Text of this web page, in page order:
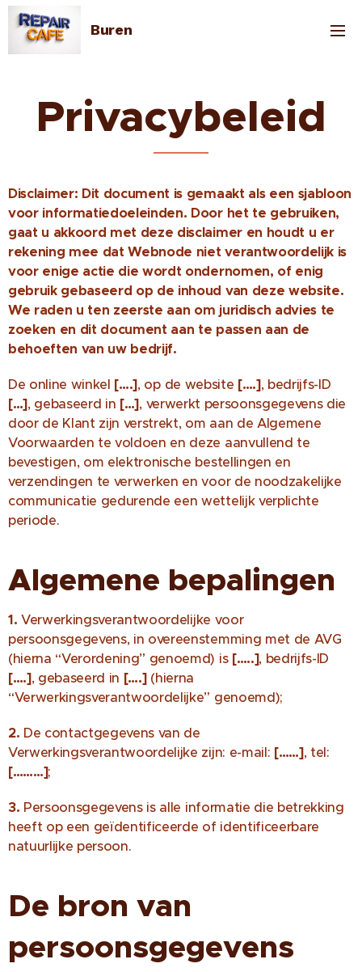
Buren
Privacybeleid
Disclaimer: Dit document is gemaakt als een sjabloon
voor informatiedoeleinden. Door het te gebruiken,
gaat u akkoord met deze disclaimer en houdt u er
rekening mee dat Webnode niet verantwoordelijk is
voor enige actie die wordt ondernomen, of enig
gebruik gebaseerd op de inhoud van deze website.
We raden u ten zeerste aan om juridisch advies te
zoeken en dit document aan te passen aan de
behoeften van uw bedrijf.
De online winkel [….], op de website [….], bedrijfs-ID
[…], gebaseerd in […], verwerkt persoonsgegevens die
door de Klant zijn verstrekt, om aan de Algemene
Voorwaarden te voldoen en deze aanvullend te
bevestigen, om elektronische bestellingen en
verzendingen te verwerken en voor de noodzakelijke
communicatie gedurende een wettelijk verplichte
periode.
Algemene bepalingen
1.Verwerkingsverantwoordelijke voor
persoonsgegevens, in overeenstemming met de AVG
(hierna “Verordening” genoemd) is […..], bedrijfs-ID
[….], gebaseerd in [….](hierna
“Verwerkingsverantwoordelijke” genoemd);
2. De contactgegevens van de
Verwerkingsverantwoordelijke zijn: e-mail: [……], tel:
[………];
3. Persoonsgegevens is alle informatie die betrekking
heeft op een geïdentificeerde of identificeerbare
natuurlijke persoon.
De bron van
persoonsgegevens